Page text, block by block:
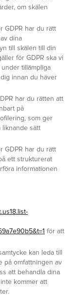
om skälen
GDPR har du rätt
dina
till skälen till din
för GDPR ska vi
tillämpliga
innan du häver
har du rätten att
på
som ger
liknande sätt
GDPR har du rätt
ett strukturerat
informationen
för att
kan leda till
på omfattningen av
att behandla dina
kommer att